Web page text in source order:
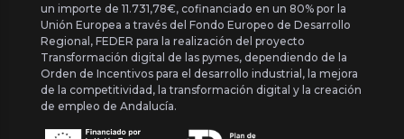
un importe de 11.731,78€, cofinanciado en un 80% por la
Unión Europea a través del Fondo Europeo de Desarrollo
Regional, FEDER para la realización del proyecto
Transformación digital de las pymes, dependiendo de la
Orden de Incentivos para el desarrollo industrial, la mejora
de la competitividad, la transformación digital y la creación
de empleo de Andalucía.